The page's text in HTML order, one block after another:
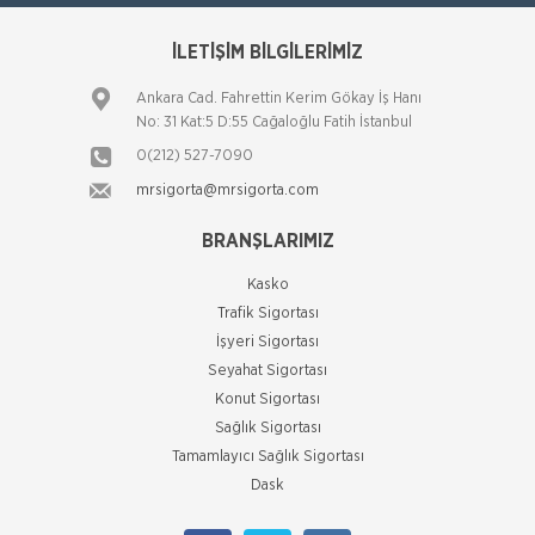
kapsamlı trafik poliçesi olma özelliğini taşıyan
HDI Sigorta
değerliyse, bizim için de o kadar değerlidir. Sigorta
Zorunlu Deprem Sigortası
Deprem Sigortası, genel anlamda, belediye sınırları
içinde kalan meskenlere yönelik olarak oluşturulan
bir sigorta sistemidir. Belirtilen koşullara uyan, kat
İLETİŞİM BİLGİLERİMİZ
Ankara Cad. Fahrettin Kerim Gökay İş Hanı
No: 31 Kat:5 D:55 Cağaloğlu Fatih İstanbul
0(212) 527-7090
mrsigorta@mrsigorta.com
BRANŞLARIMIZ
Kasko
Trafik Sigortası
İşyeri Sigortası
Seyahat Sigortası
Konut Sigortası
Sağlık Sigortası
Tamamlayıcı Sağlık Sigortası
Dask